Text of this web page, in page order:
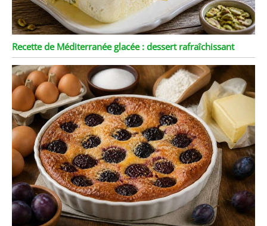
Recette de Méditerranée glacée : dessert rafraîchissant